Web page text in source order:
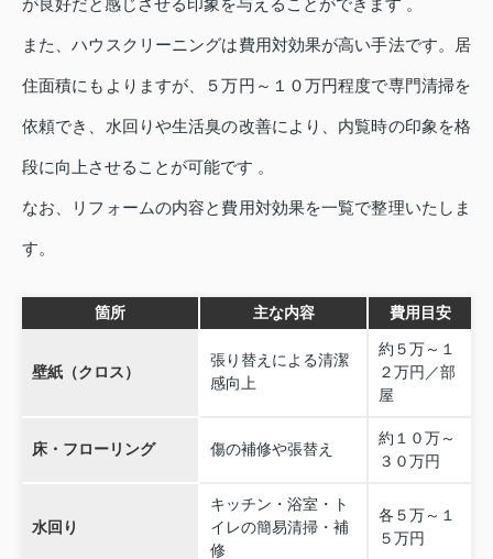
また、ハウスクリーニングは費用対効果が高い手法です。居
住面積にもよりますが、５万円～１０万円程度で専門清掃を
依頼でき、水回りや生活臭の改善により、内覧時の印象を格
段に向上させることが可能です 。
なお、リフォームの内容と費用対効果を一覧で整理いたしま
す。
箇所 主な内容 費用目安
壁紙（クロス）
張り替えによる清潔
感向上
約５万～１
２万円／部
屋
床・フローリング 傷の補修や張替え
約１０万～
３０万円
水回り
キッチン・浴室・ト
イレの簡易清掃・補
修
各５万～１
５万円